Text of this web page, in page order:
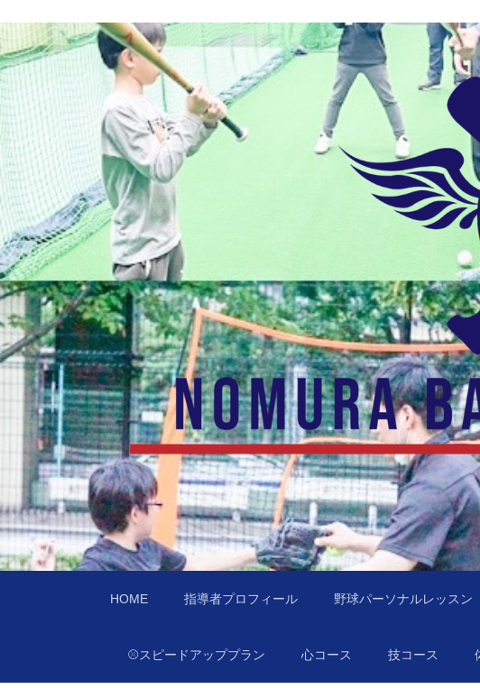
あなたの住んでる地
訪問型野球教室野村ベースボールチャレンジ（NBC）
HOME 指導者プロフィール 野球パーソナルレッスン
⚾️スピードアッププラン 心コース 技コース